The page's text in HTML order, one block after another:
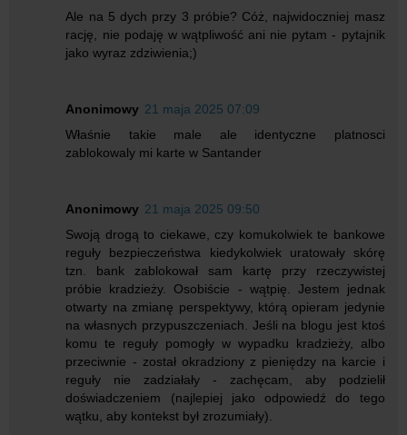
Ale na 5 dych przy 3 próbie? Cóż, najwidoczniej masz
rację, nie podaję w wątpliwość ani nie pytam - pytajnik
jako wyraz zdziwienia;)
Anonimowy 21 maja 2025 07:09
Właśnie takie male ale identyczne platnosci
zablokowaly mi karte w Santander
Anonimowy 21 maja 2025 09:50
Swoją drogą to ciekawe, czy komukolwiek te bankowe
reguły bezpieczeństwa kiedykolwiek uratowały skórę
tzn. bank zablokował sam kartę przy rzeczywistej
próbie kradzieży. Osobiście - wątpię. Jestem jednak
otwarty na zmianę perspektywy, którą opieram jedynie
na własnych przypuszczeniach. Jeśli na blogu jest ktoś
komu te reguły pomogły w wypadku kradzieży, albo
przeciwnie - został okradziony z pieniędzy na karcie i
reguły nie zadziałały - zachęcam, aby podzielił
doświadczeniem (najlepiej jako odpowiedź do tego
wątku, aby kontekst był zrozumiały).